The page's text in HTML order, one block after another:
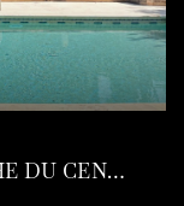
VILLA PROVENÇALE PROCHE DU CENTRE ET DES PLAGES